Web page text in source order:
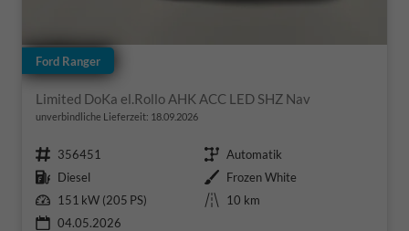
Ford Ranger
Limited DoKa el.Rollo AHK ACC LED SHZ Nav
unverbindliche Lieferzeit: 18.09.2026
Fahrzeugnr. 356451 Getriebe Automatik
Kraftstoff Diesel Außenfarbe Frozen White
Leistung 151 kW (205 PS) Kilometerstand
10 km
04.05.2026